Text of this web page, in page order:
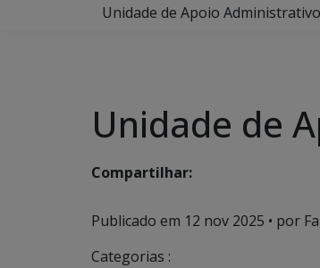
Unidade de Apoio
Unidade de
Compartilhar:
Publicado em 12 nov 2025 • por
Categorias :